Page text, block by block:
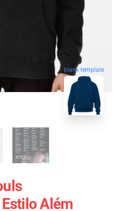
blank template
Além